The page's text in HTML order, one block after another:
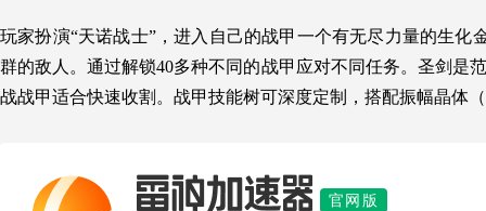
玩家扮演“天诺战士”，进入自己的战甲一个有无尽力量的生化
群的敌人。通过解锁40多种不同的战甲应对不同任务。 圣剑是
战战甲适合快速收割。战甲技能树可深度定制，搭配振幅晶体
雷神加速器 官网版